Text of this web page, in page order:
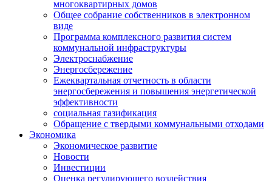
многоквартирных домов
Общее собрание собственников в электронном
виде
Программа комплексного развития систем
коммунальной инфраструктуры
Электроснабжение
Энергосбережение
Ежеквартальная отчетность в области
энергосбережения и повышения энергетической
эффективности
социальная газификация
Обращение с твердыми коммунальными отходами
Экономика
Экономическое развитие
Новости
Инвестиции
Оценка регулирующего воздействия